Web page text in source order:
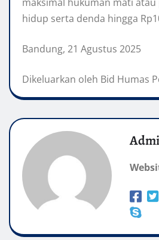
hidup serta denda hingga
Bandung, 21 Agustus 2025
Dikeluarkan oleh Bid Humas